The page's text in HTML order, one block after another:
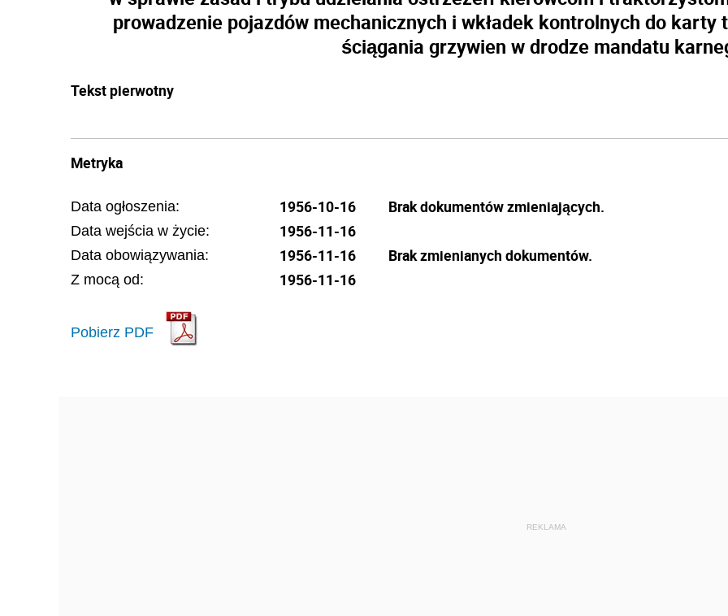
prowadzenie pojazdów mechanicznych i wkładek kontrolnych do
ściągania grzywien w drodze mandatu
Tekst pierwotny
Metryka
Data ogłoszenia: 1956-10-16
Data wejścia w życie: 1956-11-16
Data obowiązywania: 1956-11-16
Z mocą od: 1956-11-16
Pobierz PDF
Brak dokumentów zmieniających.
Brak zmienianych dokumentów.